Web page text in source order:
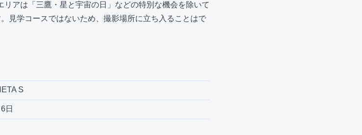
アは「三鷹・星と宇宙の日」などの特別な機会を除いて
見学コースではないため、撮影場所に立ち入ることはで
S
日